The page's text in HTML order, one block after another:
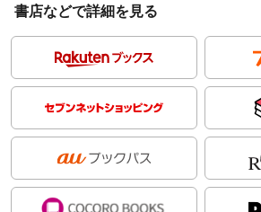
書店などで詳細を見る